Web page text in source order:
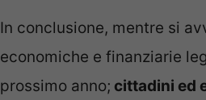
In conclusione, mentre si
economiche e finanziarie
prossimo anno; cittadini ed